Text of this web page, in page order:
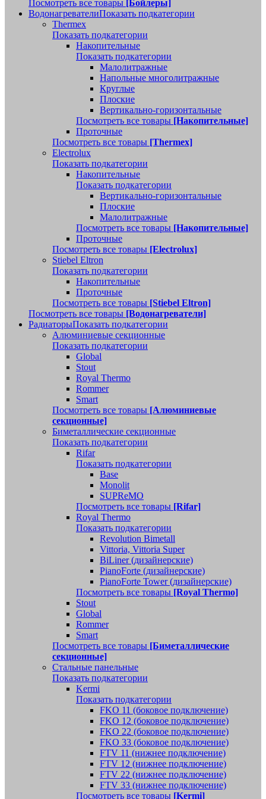
Посмотреть все товары [Бойлеры]
ВодонагревателиПоказать подкатегории
Thermex
Показать подкатегории
Накопительные
Показать подкатегории
Малолитражные
Напольные многолитражные
Круглые
Плоские
Вертикально-горизонтальные
Посмотреть все товары [Накопительные]
Проточные
Посмотреть все товары [Thermex]
Electrolux
Показать подкатегории
Накопительные
Показать подкатегории
Вертикально-горизонтальные
Плоские
Малолитражные
Посмотреть все товары [Накопительные]
Проточные
Посмотреть все товары [Electrolux]
Stiebel Eltron
Показать подкатегории
Накопительные
Проточные
Посмотреть все товары [Stiebel Eltron]
Посмотреть все товары [Водонагреватели]
РадиаторыПоказать подкатегории
Алюминиевые секционные
Показать подкатегории
Global
Stout
Royal Thermo
Rommer
Smart
Посмотреть все товары [Алюминиевые
секционные]
Биметаллические секционные
Показать подкатегории
Rifar
Показать подкатегории
Base
Monolit
SUPReMO
Посмотреть все товары [Rifar]
Royal Thermo
Показать подкатегории
Revolution Bimetall
Vittoria, Vittoria Super
BiLiner (дизайнерские)
PianoForte (дизайнерские)
PianoForte Tower (дизайнерские)
Посмотреть все товары [Royal Thermo]
Stout
Global
Rommer
Smart
Посмотреть все товары [Биметаллические
секционные]
Стальные панельные
Показать подкатегории
Kermi
Показать подкатегории
FKO 11 (боковое подключение)
FKO 12 (боковое подключение)
FKO 22 (боковое подключение)
FKO 33 (боковое подключение)
FTV 11 (нижнее подключение)
FTV 12 (нижнее подключение)
FTV 22 (нижнее подключение)
FTV 33 (нижнее подключение)
Посмотреть все товары [Kermi]